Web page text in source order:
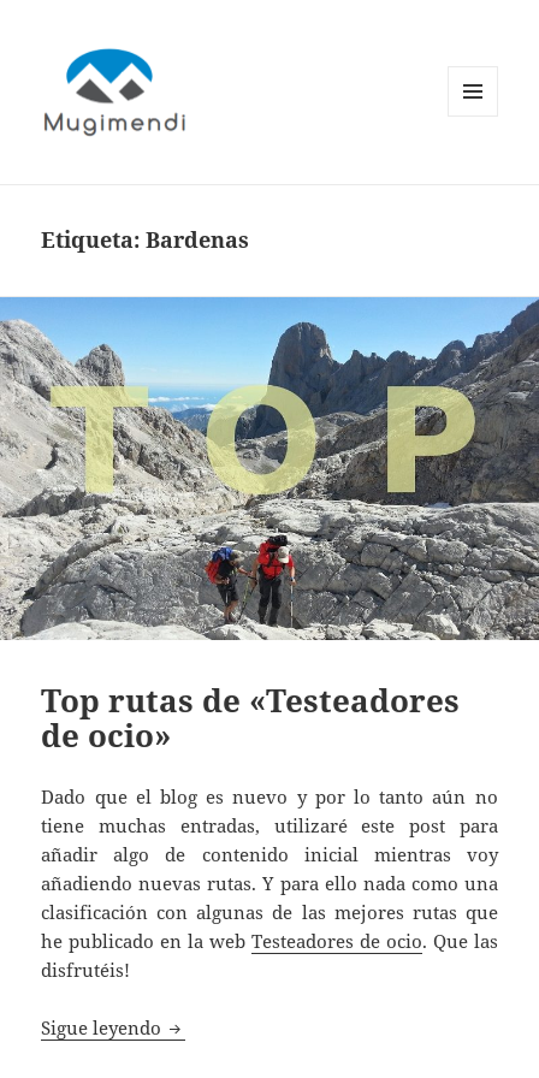
Etiqueta:Bardenas
Top rutas de «Testeadores
de ocio»
Dado que el blog es nuevo y por lo tanto aún no
tiene muchas entradas, utilizaré este post para
añadir algo de contenido inicial mientras voy
añadiendo nuevas rutas. Y para ello nada como una
clasificación con algunas de las mejores rutas que
he publicado en la web Testeadores de ocio. Que las
disfrutéis!
Sigue leyendo Top rutas de «Testeadores de ocio»